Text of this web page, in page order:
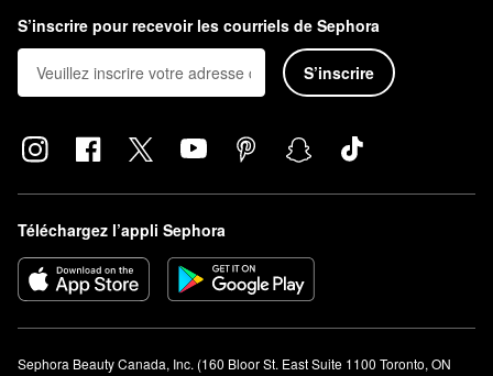
S’inscrire pour recevoir les courriels de Sephora
S’inscrire
Téléchargez l’appli Sephora
Sephora Beauty Canada, Inc. (160 Bloor St. East Suite 1100 Toronto, ON